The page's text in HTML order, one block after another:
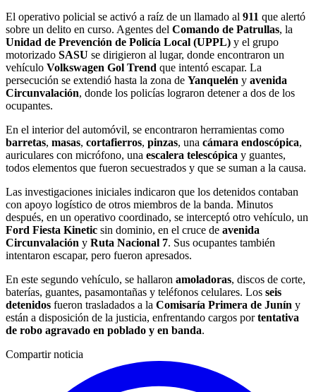
El operativo policial se activó a raíz de un llamado al 911 que alertó
sobre un delito en curso. Agentes del Comando de Patrullas, la
Unidad de Prevención de Policía Local (UPPL) y el grupo
motorizado SASU se dirigieron al lugar, donde encontraron un
vehículo Volkswagen Gol Trend que intentó escapar. La
persecución se extendió hasta la zona de Yanquelén y avenida
Circunvalación, donde los policías lograron detener a dos de los
ocupantes.
En el interior del automóvil, se encontraron herramientas como
barretas, masas, cortafierros, pinzas, una cámara endoscópica,
auriculares con micrófono, una escalera telescópica y guantes,
todos elementos que fueron secuestrados y que se suman a la causa.
Las investigaciones iniciales indicaron que los detenidos contaban
con apoyo logístico de otros miembros de la banda. Minutos
después, en un operativo coordinado, se interceptó otro vehículo, un
Ford Fiesta Kinetic sin dominio, en el cruce de avenida
Circunvalación y Ruta Nacional 7. Sus ocupantes también
intentaron escapar, pero fueron apresados.
En este segundo vehículo, se hallaron amoladoras, discos de corte,
baterías, guantes, pasamontañas y teléfonos celulares. Los seis
detenidos fueron trasladados a la Comisaría Primera de Junín y
están a disposición de la justicia, enfrentando cargos portentativa
de robo agravado en poblado y en banda.
Compartir noticia